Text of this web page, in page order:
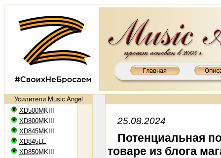
Усилители Music Angel
XD500MKIII
XD800MKIII
XD845MKIII
XD845LE
XD850MKIII
25.08.2024
Потенциальная
товаре из блога